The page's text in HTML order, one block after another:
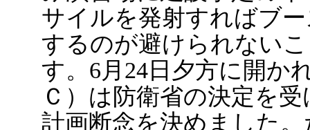
サイルを発射すればブ
するのが避けられない
す。6月24日夕方に開か
Ｃ）は防衛省の決定を
計画断念を決めました